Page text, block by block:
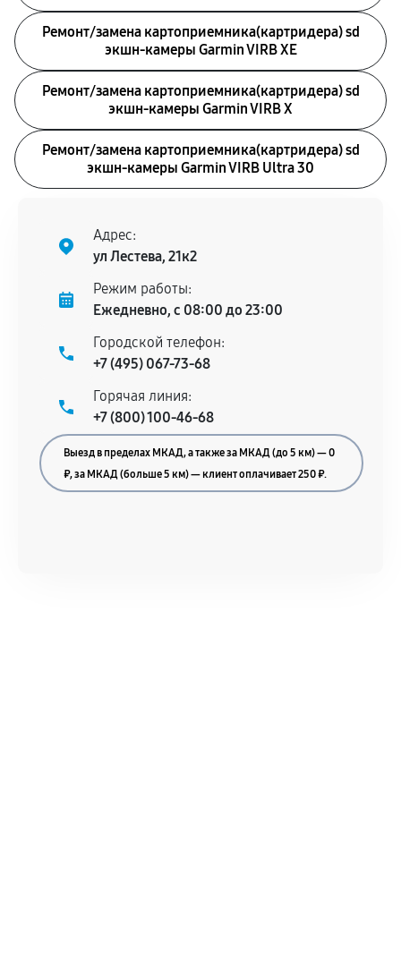
Ремонт/замена картоприемника(картридера) sd
экшн-камеры Garmin VIRB XE
Ремонт/замена картоприемника(картридера) sd
экшн-камеры Garmin VIRB X
Ремонт/замена картоприемника(картридера) sd
экшн-камеры Garmin VIRB Ultra 30
Адрес:
ул Лестева, 21к2
Режим работы:
Ежедневно, с 08:00 до 23:00
Городской телефон:
+7 (495) 067-73-68
Горячая линия:
+7 (800) 100-46-68
Выезд в пределах МКАД, а также за МКАД (до 5 км) — 0
₽, за МКАД (больше 5 км) — клиент оплачивает 250 ₽.